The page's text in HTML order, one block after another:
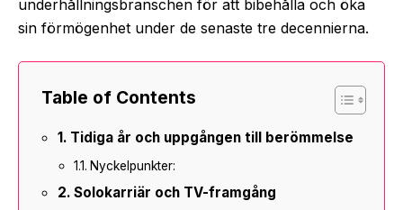
underhållningsbranschen för att bibehålla och öka
sin förmögenhet under de senaste tre decennierna.
Table of Contents
Tidiga år och uppgången till berömmelse
Nyckelpunkter:
Solokarriär och TV-framgång